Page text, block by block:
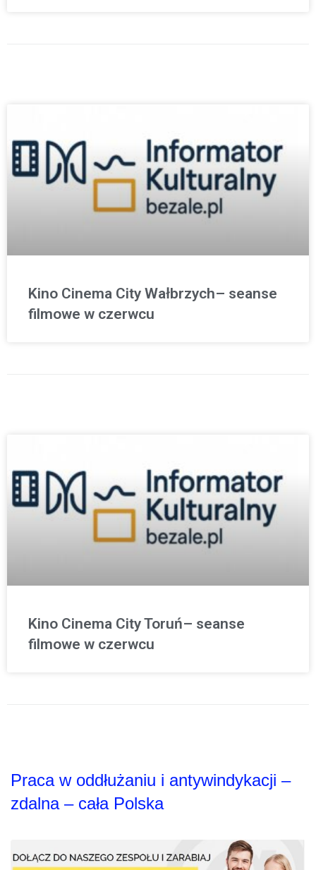
Kino Cinema City Wałbrzych– seanse
filmowe w czerwcu
Kino Cinema City Toruń– seanse
filmowe w czerwcu
Praca w oddłużaniu i antywindykacji –
zdalna – cała Polska